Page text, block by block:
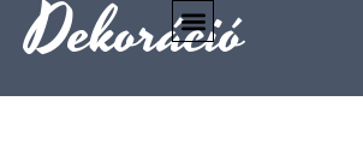
Dekoráció